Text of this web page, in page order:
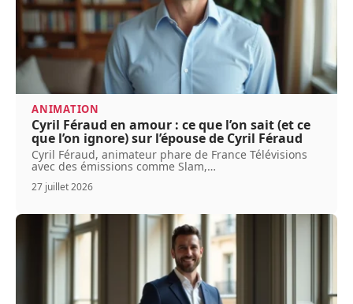
ANIMATION
Cyril Féraud en amour : ce que l’on sait (et ce
que l’on ignore) sur l’épouse de Cyril Féraud
Cyril Féraud, animateur phare de France Télévisions
avec des émissions comme Slam,…
27 juillet 2026